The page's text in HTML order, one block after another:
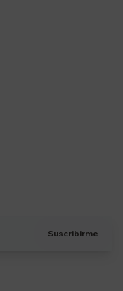
Suscribirme